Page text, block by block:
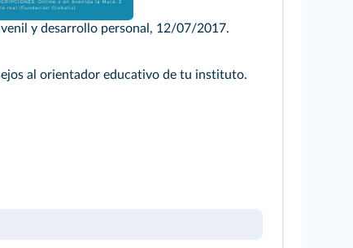
y desarrollo personal, 12/07/2017.
al orientador educativo de tu instituto.